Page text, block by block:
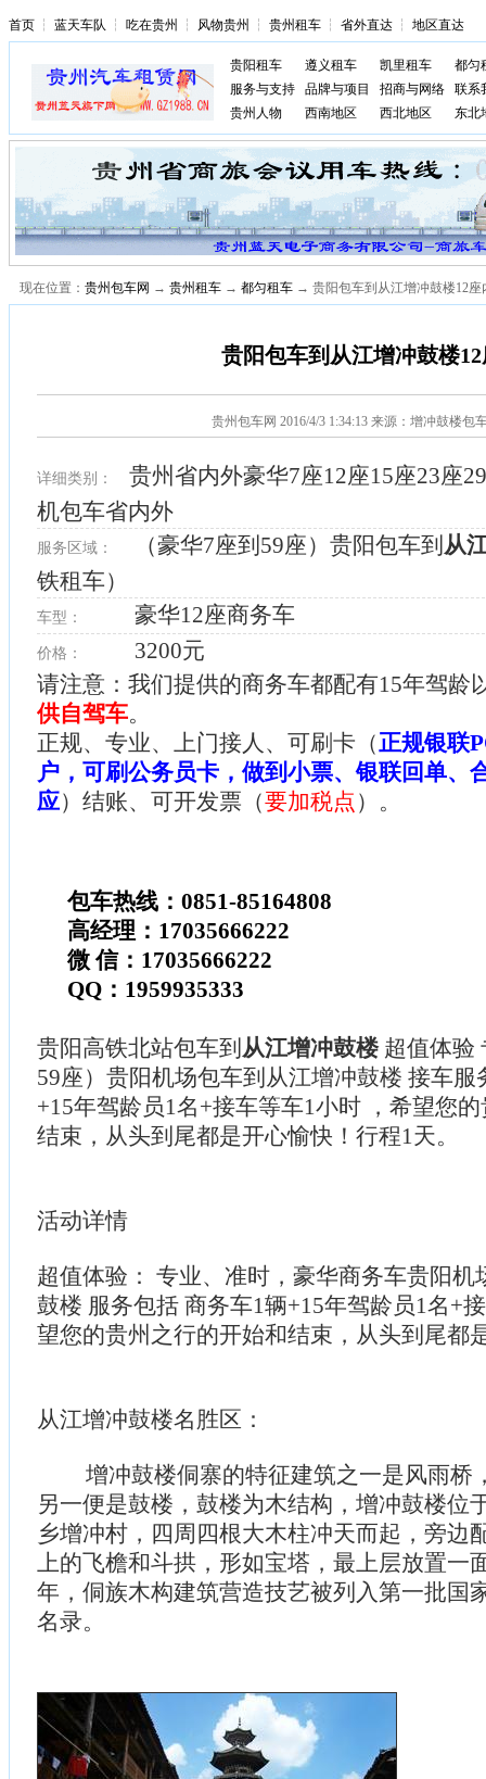
首页 ┆ 蓝天车队 ┆ 吃在贵州 ┆ 风物贵州 ┆ 贵州租车 ┆ 省外直达 ┆ 地区直达
贵阳租车 遵义租车 凯里租车
都匀
服务与支持
品牌与项目 招商与网络
联系
贵州人物
西南地区 西北地区 东北
现在位置： 贵州包车网 → 贵州租车 → 都匀租车 → 贵阳包车到从江增冲鼓楼12座
贵阳包车到从江增冲鼓楼
贵州包车网 2016/4/3 1:34:13 来源：增冲鼓楼包
详细类别：
贵州省内外豪华7座12座15座23座
机包车省内外
服务区域： （豪华7座到59座）贵阳包车到 从
铁租车）
车型： 豪华12座商务车
价格：
3200元
请注意：我们提供的商务车都配有15年驾龄
供自驾车。
正规、专业、上门接人、可刷卡（正规银联
户，可刷公务员卡，做到小票、银联回单、
应）结账、可开发票（要加税点 ）。
包车热线：0851-85164808
高经理：17035666222
微 信：17035666222
QQ：1959935333
贵阳高铁北站包车到 从江增冲鼓楼超值体验
59座）贵阳机场包车到从江增冲鼓楼 接车服
+15年驾龄员1名+接车等车1小时 ，希望您
结束，从头到尾都是开心愉快！行程1天。
活动详情
超值体验： 专业、准时，豪华商务车贵阳机
鼓楼 服务包括 商务车1辆+15年驾龄员1名+
望您的贵州之行的开始和结束，从头到尾都
从江增冲鼓楼名胜区：
增冲鼓楼侗寨的特征建筑之一是风雨桥
另一便是鼓楼，鼓楼为木结构，增冲鼓楼位
乡增冲村，四周四根大木柱冲天而起，旁边
上的飞檐和斗拱，形如宝塔，最上层放置一
年，侗族木构建筑营造技艺被列入第一批国
名录。